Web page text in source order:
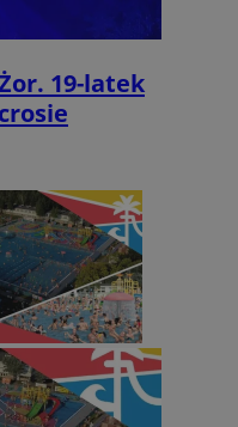
19-latek